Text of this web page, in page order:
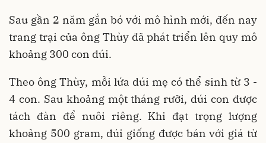
Sau gần 2 năm gắn bó với mô hình mới, đến nay
trang trại của ông Thùy đã phát triển lên quy mô
khoảng 300 con dúi.
Theo ông Thùy, mỗi lứa dúi mẹ có thể sinh từ 3 -
4 con. Sau khoảng một tháng rưỡi, dúi con được
tách đàn để nuôi riêng. Khi đạt trọng lượng
khoảng 500 gram, dúi giống được bán với giá từ